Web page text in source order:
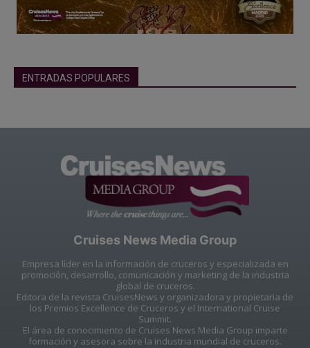
ENTRADAS POPULARES
Cruises News Media Group
Empresa líder en la información de cruceros y especializada en
promoción, desarrollo, comunicación y marketing de la industria
global de cruceros.
Editora de la revista CruisesNews y organizadora y propietaria de
los Premios Excellence de Cruceros y el International Cruise
Summit.
El área de conocimiento de Cruises News Media Group imparte
formación y asesora sobre la industria mundial de cruceros.